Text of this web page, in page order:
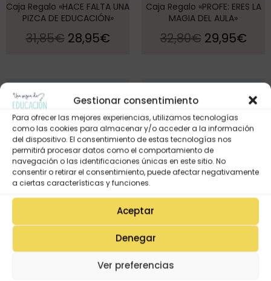
Gestionar consentimiento
Para ofrecer las mejores experiencias, utilizamos tecnologías
como las cookies para almacenar y/o acceder a la información
del dispositivo. El consentimiento de estas tecnologías nos
permitirá procesar datos como el comportamiento de
navegación o las identificaciones únicas en este sitio. No
consentir o retirar el consentimiento, puede afectar negativamente
a ciertas características y funciones.
Aceptar
Denegar
Ver preferencias
Caja Regalo «HACE FALTA UNA
PIZCA DE EDUCACIÓN»
31,85€ 28,95€
Caja Regalo «PROFE: ERES LA
MAGIA DEL AULA»
32,80€ 29,95€
¡Oferta!
Caja Regalo «MAESTRA, ERES
LA MAGIA DEL AULA»
¡Oferta!
Caja «PROFE, ¡eres lo más!
32,70